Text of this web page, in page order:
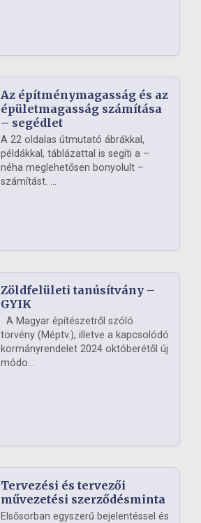
Az építménymagasság és az
épületmagasság számítása
– segédlet
A 22 oldalas útmutató ábrákkal,
példákkal, táblázattal is segíti a –
néha meglehetősen bonyolult –
számítást. ...
Zöldfelületi tanúsítvány –
GYIK
A Magyar építészetről szóló
törvény (Méptv.), illetve a kapcsolódó
kormányrendelet 2024 októberétől új
módo...
Tervezési és tervezői
művezetési szerződésminta
Elsősorban egyszerű bejelentéssel és